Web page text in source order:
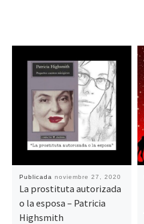
Publicada noviembre 27, 2020
La prostituta autorizada
o la esposa – Patricia
Highsmith